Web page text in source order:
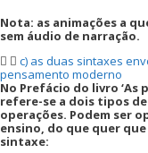
Nota: as animações a
sem áudio de narração.
c) as duas sintaxes
pensamento moderno
No Prefácio do livro ‘As
refere-se a dois tipos
operações. Podem ser
ensino, do que quer
sintaxe: